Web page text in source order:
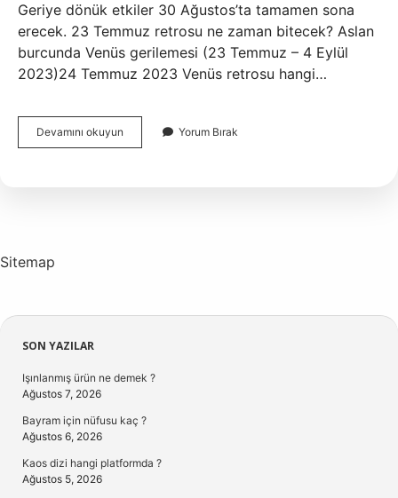
Geriye dönük etkiler 30 Ağustos’ta tamamen sona
erecek. 23 Temmuz retrosu ne zaman bitecek? Aslan
burcunda Venüs gerilemesi (23 Temmuz – 4 Eylül
2023)24 Temmuz 2023 Venüs retrosu hangi…
Devamını okuyun
Gerilemesi
Yorum Bırak
Sitemap
Sidebar
SON YAZILAR
Işınlanmış ürün ne demek ?
Ağustos 7, 2026
Bayram için nüfusu kaç ?
Ağustos 6, 2026
Kaos dizi hangi platformda ?
Ağustos 5, 2026